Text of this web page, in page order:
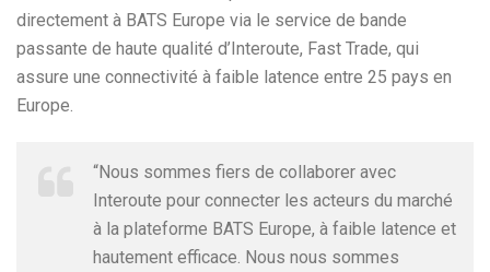
directement à BATS Europe via le service de bande
passante de haute qualité d’Interoute, Fast Trade, qui
assure une connectivité à faible latence entre 25 pays en
Europe.
“Nous sommes fiers de collaborer avec
Interoute pour connecter les acteurs du marché
à la plateforme BATS Europe, à faible latence et
hautement efficace. Nous nous sommes